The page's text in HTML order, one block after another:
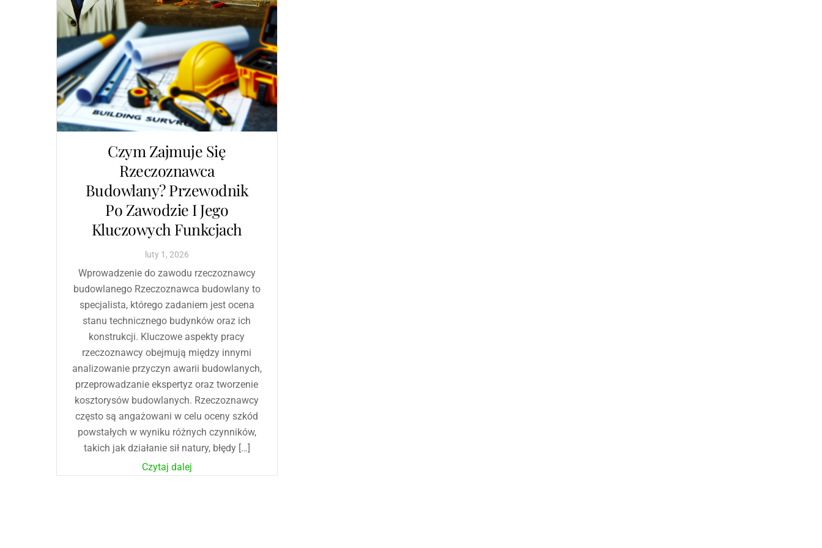
Czym Zajmuje Się
Rzeczoznawca
Budowlany? Przewodnik
Po Zawodzie I Jego
Kluczowych Funkcjach
luty 1 , 2026
Wprowadzenie do zawodu rzeczoznawcy
budowlanego Rzeczoznawca budowlany to
specjalista, którego zadaniem jest ocena
stanu technicznego budynków oraz ich
konstrukcji. Kluczowe aspekty pracy
rzeczoznawcy obejmują między innymi
analizowanie przyczyn awarii budowlanych,
przeprowadzanie ekspertyz oraz tworzenie
kosztorysów budowlanych. Rzeczoznawcy
często są angażowani w celu oceny szkód
powstałych w wyniku różnych czynników,
takich jak działanie sił natury, błędy […]
Czytaj dalej